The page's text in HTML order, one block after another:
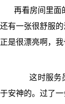
再看房间里面的
还有一张很舒服
正是很漂亮啊，我
这时服务员
于安神的。过了